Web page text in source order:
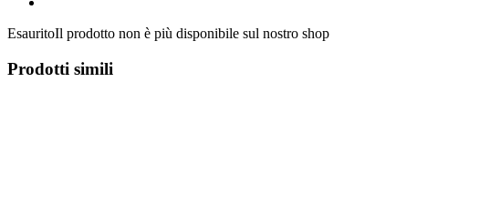
EsauritoIl prodotto non è più disponibile sul nostro shop
Prodotti simili